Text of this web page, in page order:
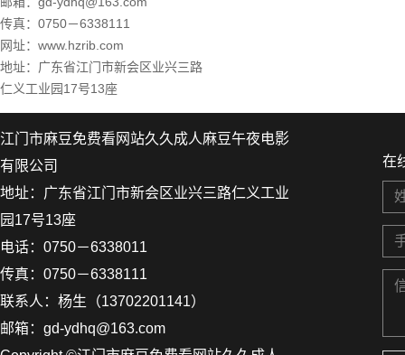
传真：0750－6338111
网址： www.hzrib.com
地址：广东省江门市新会区业兴三路
仁义工业园17号13座
江门市麻豆免费看网站久久成人麻豆午夜电影
有限公司
地址：广东省江门市新会区业兴三路仁义工业
园17号13座
电话：0750－6338011
传真：0750－6338111
联系人：杨生（13702201141）
邮箱：gd-ydhq@163.com
在